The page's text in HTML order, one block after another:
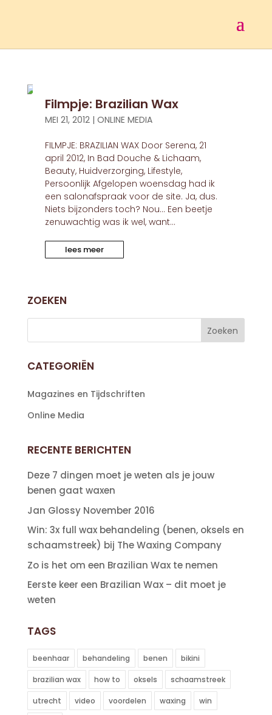
Filmpje: Brazilian Wax
MEI 21, 2012| ONLINE MEDIA
FILMPJE: BRAZILIAN WAX Door Serena, 21
april 2012, In Bad Douche & Lichaam,
Beauty, Huidverzorging, Lifestyle,
Persoonlijk Afgelopen woensdag had ik
een salonafspraak voor de site. Ja, dus.
Niets bijzonders toch? Nou… Een beetje
zenuwachtig was ik wel, want...
lees meer
ZOEKEN
CATEGORIËN
Magazines en Tijdschriften
Online Media
RECENTE BERICHTEN
Deze 7 dingen moet je weten als je jouw
benen gaat waxen
Jan Glossy November 2016
Win: 3x full wax behandeling (benen, oksels en
schaamstreek) bij The Waxing Company
Zo is het om een Brazilian Wax te nemen
Eerste keer een Brazilian Wax – dit moet je
weten
TAGS
beenhaar behandeling benen bikini
brazilian wax how to oksels schaamstreek
utrecht video voordelen waxing win